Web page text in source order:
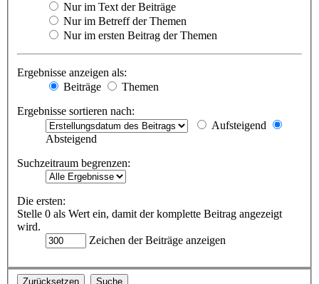
Nur im Text der Beiträge
Nur im Betreff der Themen
Nur im ersten Beitrag der Themen
Ergebnisse anzeigen als:
Beiträge
Themen
Ergebnisse sortieren nach:
Aufsteigend
Absteigend
Suchzeitraum begrenzen:
Die ersten:
Stelle 0 als Wert ein, damit der komplette Beitrag angezeigt
wird.
Zeichen der Beiträge anzeigen